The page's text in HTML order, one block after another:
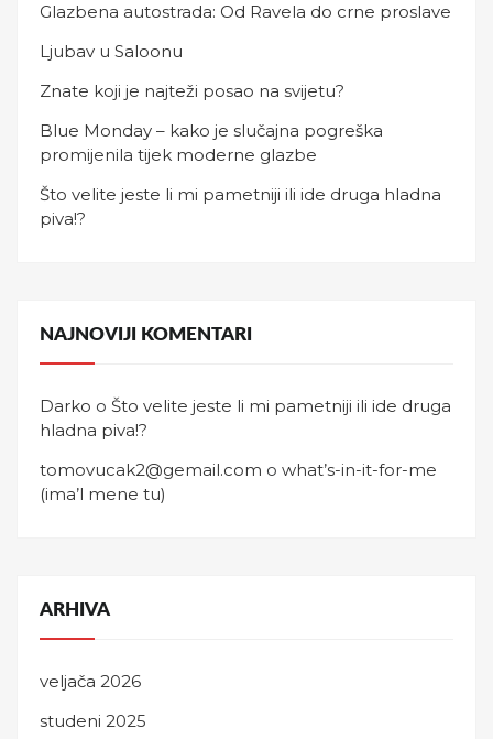
Glazbena autostrada: Od Ravela do crne proslave
Ljubav u Saloonu
Znate koji je najteži posao na svijetu?
Blue Monday – kako je slučajna pogreška
promijenila tijek moderne glazbe
Što velite jeste li mi pametniji ili ide druga hladna
piva!?
NAJNOVIJI KOMENTARI
Darko o Što velite jeste li mi pametniji ili ide druga
hladna piva!?
tomovucak2@gemail.com o what’s-in-it-for-me
(ima’l mene tu)
ARHIVA
veljača 2026
studeni 2025